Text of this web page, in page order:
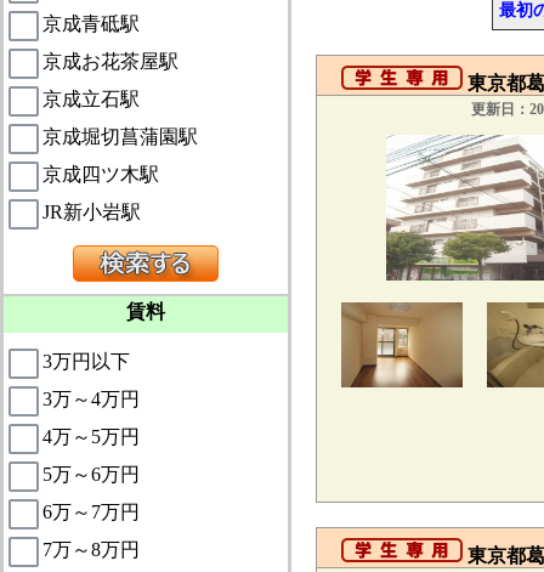
京成青砥駅
京成お花茶屋駅
京成立石駅
京成堀切菖蒲園駅
京成四ツ木駅
JR新小岩駅
賃料
3万円以下
3万～4万円
4万～5万円
5万～6万円
6万～7万円
7万～8万円
最初
東京都
更新日：
東京都